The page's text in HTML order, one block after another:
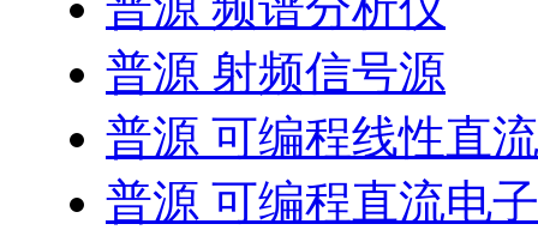
普源 射频信号源
普源 可编程线性直
普源 可编程直流电